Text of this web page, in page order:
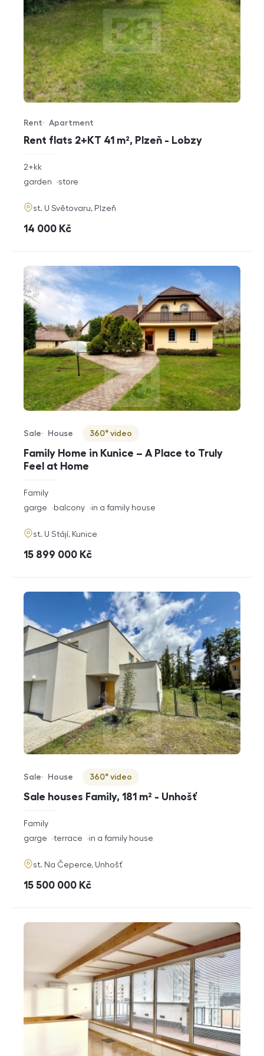
Rent flats 2+KT 41 m², Plzeň - Lobzy
Offer type
Rent
Property type
Apartment
rozměry
2+kk
funkce
garden store
adresa
st. U Světovaru, Plzeň
cena
14 000 Kč
Family Home in Kunice – A Place to Truly
Feel at Home
Offer type
Sale
Property type
House
Virtuální prohlídka
360° video
rozměry
disposition
Family
funkce
garge balcony in a family house
adresa
st. U Stájí, Kunice
cena
15 899 000 Kč
Sale houses Family, 181 m² - Unhošť
Offer type
Sale
Property type
House
Virtuální prohlídka
360° video
rozměry
disposition
Family
funkce
garge terrace in a family house
adresa
st. Na Čeperce, Unhošť
cena
15 500 000 Kč